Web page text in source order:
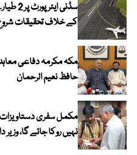
سڈنی
کے خلاف تحقیقات
مکہ مکرمہ دفاعی
حافظ نعیم الرحمان
مکمل سفری
نہیں روکا جائے گا، وزیر